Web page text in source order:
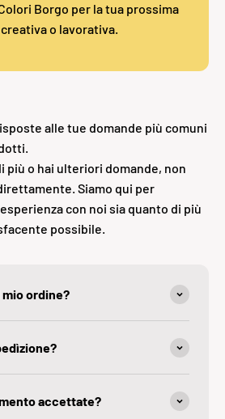
Borgo per la tua prossima
o lavorativa.
alle tue domande più comuni
più o hai ulteriori domande, non
Siamo qui per
con noi sia quanto di più
possibile.
ordine?
accettate?